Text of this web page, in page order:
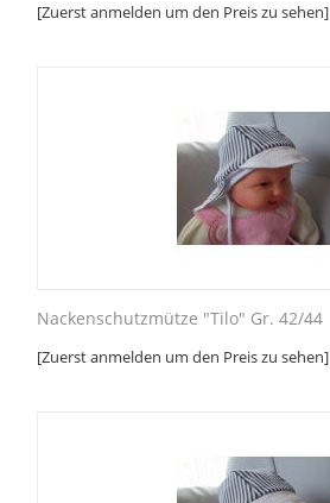
[Zuerst anmelden um den Preis zu sehen]
Nackenschutzmütze "Tilo" Gr. 42/44
[Zuerst anmelden um den Preis zu sehen]